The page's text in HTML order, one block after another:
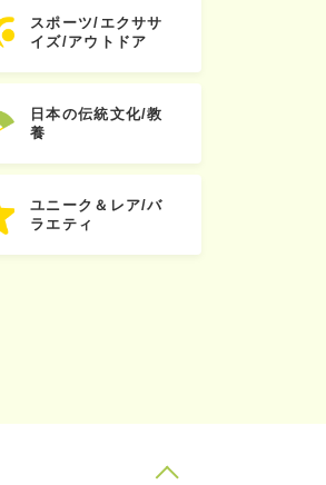
スポーツ/エクササ
イズ/アウトドア
日本の伝統文化/教
養
ユニーク＆レア/バ
ラエティ